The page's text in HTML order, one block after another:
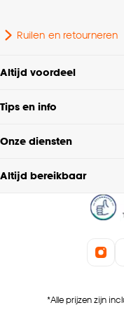
Ruilen en retourneren
Altijd voordeel
Tips en info
Onze diensten
Altijd bereikbaar
*Alle prijzen zijn